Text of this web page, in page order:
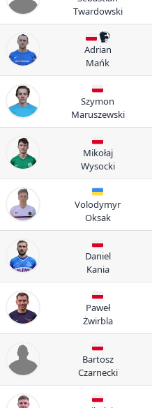
Twardowski
Adrian
Mańk
Szymon
Maruszewski
Mikołaj
Wysocki
Volodymyr
Oksak
Daniel
Kania
Paweł
Żwirbla
Bartosz
Czarnecki